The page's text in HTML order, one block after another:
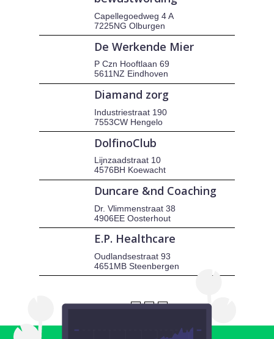
Capellegoedweg 4 A
7225NG Olburgen
De Werkende Mier
P Czn Hooftlaan 69
5611NZ Eindhoven
Diamand zorg
Industriestraat 190
7553CW Hengelo
DolfinoClub
Lijnzaadstraat 10
4576BH Koewacht
Duncare &nd Coaching
Dr. Vlimmenstraat 38
4906EE Oosterhout
E.P. Healthcare
Oudlandsestraat 93
4651MB Steenbergen